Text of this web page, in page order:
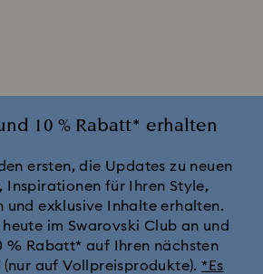
10 % Rabatt* erhalten
ersten, die Updates zu neuen
Inspirationen für Ihren Style,
und exklusive Inhalte erhalten.
heute im Swarovski Club an und
% Rabatt* auf Ihren nächsten
(nur auf Vollpreisprodukte). *Es